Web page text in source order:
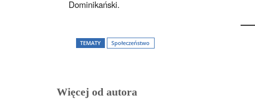
Dominikański.
TEMATY Społeczeństwo
Więcej od autora